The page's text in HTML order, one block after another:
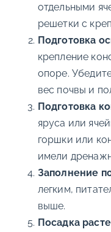
отдельными
решетки с
Подготовка
крепление
опоре.
вес почвы и
Подготовка
яруса или
горшки или
имели
Заполнение
легким,
выше.
Посадка